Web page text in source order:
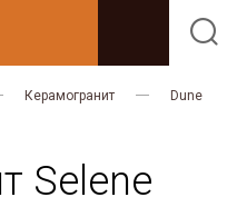
Керамогранит
Dune
Selene